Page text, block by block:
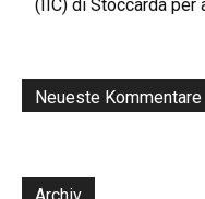
(IIC) di Stoccarda
Neueste Kommentare
Archiv